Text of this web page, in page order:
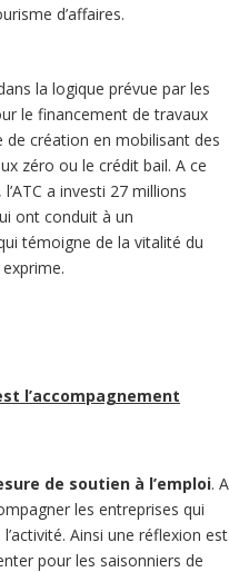
d’affaires.
la logique prévue par les
le financement de travaux
de création en mobilisant des
zéro ou le crédit bail. A ce
a investi 27 millions
ont conduit à un
témoigne de la vitalité du
l’accompagnement
de soutien à l’emploi. A
les entreprises qui
Ainsi une réflexion est
pour les saisonniers de